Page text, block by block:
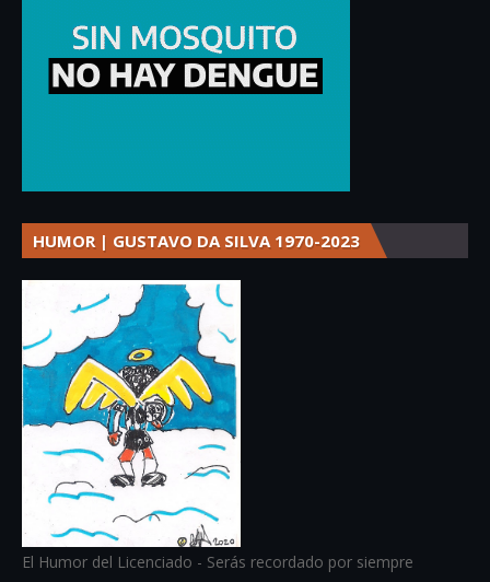
HUMOR | GUSTAVO DA SILVA 1970-2023
El Humor del Licenciado - Serás recordado por siempre